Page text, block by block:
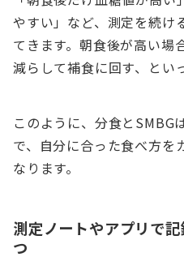
やすい」など、測定を続け
てきます。朝食後が高い場
減らして補食に回す、とい
このように、分食とSMBG
で、自分に合った食べ方を
なります。
測定ノートやアプリで
つ